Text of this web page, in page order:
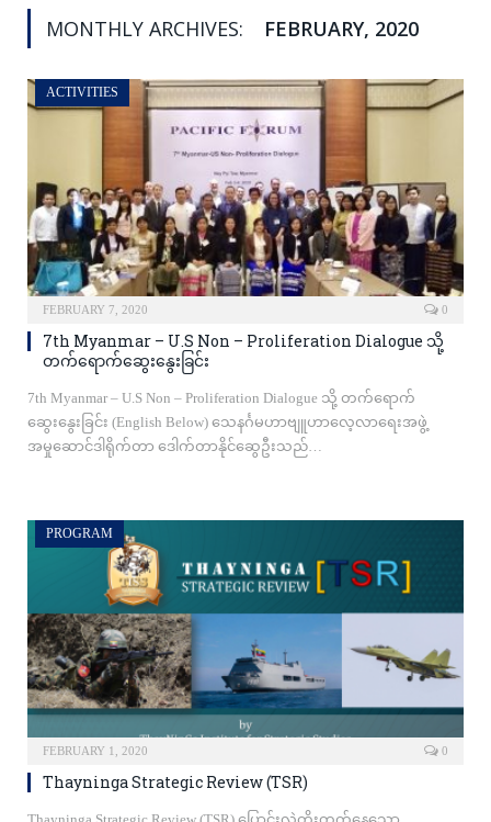
MONTHLY ARCHIVES: FEBRUARY, 2020
ACTIVITIES
FEBRUARY 7, 2020 0
7th Myanmar – U.S Non – Proliferation Dialogue သို့
တက်ရောက်ဆွေးနွေးခြင်း
7th Myanmar – U.S Non – Proliferation Dialogue သို့ တက်ရောက်
ဆွေးနွေးခြင်း (English Below) သေနင်္ဂမဟာဗျူဟာလေ့လာရေးအဖွဲ့
အမှုဆောင်ဒါရိုက်တာ ဒေါက်တာနိုင်ဆွေဦးသည်…
PROGRAM
FEBRUARY 1, 2020 0
Thayninga Strategic Review (TSR)